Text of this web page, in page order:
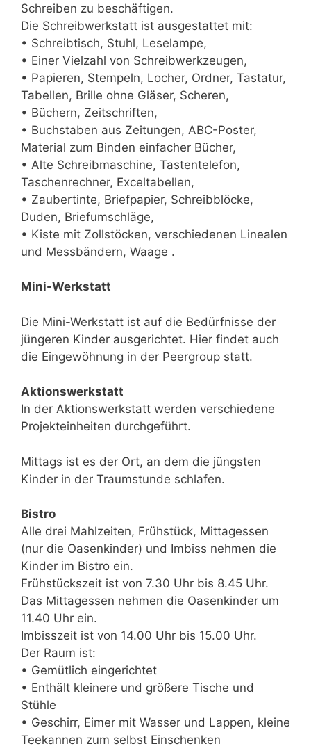
Schreiben zu beschäftigen.
Die Schreibwerkstatt ist ausgestattet mit:
• Schreibtisch, Stuhl, Leselampe,
• Einer Vielzahl von Schreibwerkzeugen,
• Papieren, Stempeln, Locher, Ordner, Tastatur,
Tabellen, Brille ohne Gläser, Scheren,
• Büchern, Zeitschriften,
• Buchstaben aus Zeitungen, ABC-Poster,
Material zum Binden einfacher Bücher,
• Alte Schreibmaschine, Tastentelefon,
Taschenrechner, Exceltabellen,
• Zaubertinte, Briefpapier, Schreibblöcke,
Duden, Briefumschläge,
• Kiste mit Zollstöcken, verschiedenen Linealen
und Messbändern, Waage .
Mini-Werkstatt
Die Mini-Werkstatt ist auf die Bedürfnisse der
jüngeren Kinder ausgerichtet. Hier findet auch
die Eingewöhnung in der Peergroup statt.
Aktionswerkstatt
In der Aktionswerkstatt werden verschiedene
Projekteinheiten durchgeführt.
Mittags ist es der Ort, an dem die jüngsten
Kinder in der Traumstunde schlafen.
Bistro
Alle drei Mahlzeiten, Frühstück, Mittagessen
(nur die Oasenkinder) und Imbiss nehmen die
Kinder im Bistro ein.
Frühstückszeit ist von 7.30 Uhr bis 8.45 Uhr.
Das Mittagessen nehmen die Oasenkinder um
11.40 Uhr ein.
Imbisszeit ist von 14.00 Uhr bis 15.00 Uhr.
Der Raum ist:
• Gemütlich eingerichtet
• Enthält kleinere und größere Tische und
Stühle
• Geschirr, Eimer mit Wasser und Lappen, kleine
Teekannen zum selbst Einschenken